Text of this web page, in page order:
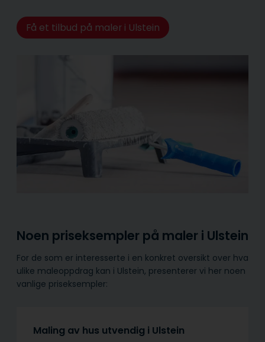
Få et tilbud på maler i Ulstein
Noen priseksempler på maler i Ulstein
For de som er interesserte i en konkret oversikt over hva
ulike maleoppdrag kan i Ulstein, presenterer vi her noen
vanlige priseksempler:
Maling av hus utvendig i Ulstein